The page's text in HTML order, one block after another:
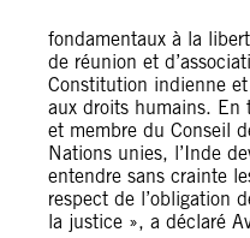
fondamentaux à la
de réunion et
Constitution indienne
aux droits humains. En
et membre du Conseil
Nations unies, l’Inde
entendre sans crainte
respect de l’obligation
la justice », a déclaré